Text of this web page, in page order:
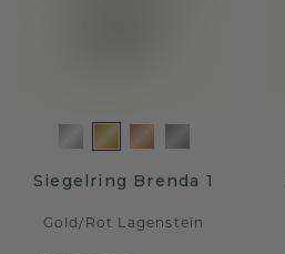
Siegelring Brenda 1
Gold/ Rot Lagenstein